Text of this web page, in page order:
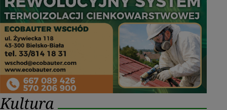
Kultura